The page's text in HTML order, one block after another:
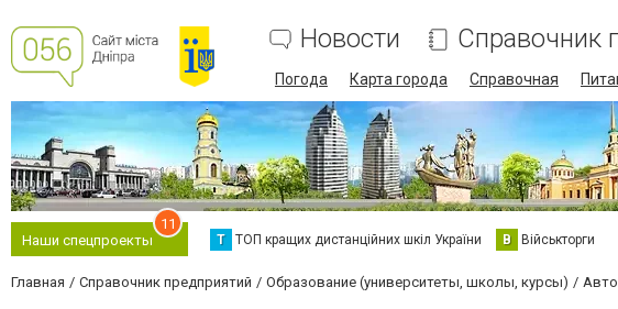
Новости Справочник
Погода Карта города Справочная
Наши спецпроекты
11
Т ТОП кращих дистанційних шкіл України В Військторги
Главная Справочник предприятий Образование (университеты, школы, курсы)